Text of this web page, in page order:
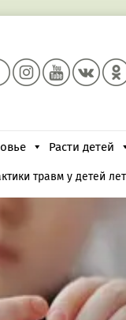
Расти детей
травм у детей